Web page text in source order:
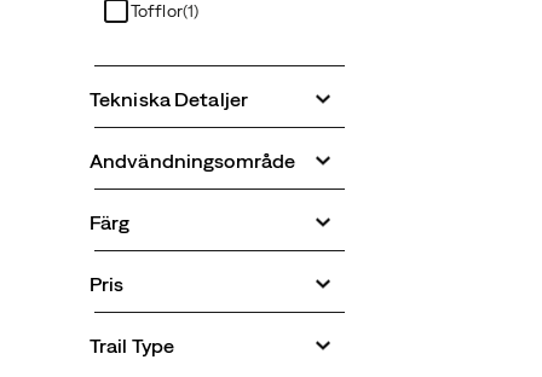
Tofflor(1)
Tekniska Detaljer
Andvändningsområde
Färg
Pris
Trail Type